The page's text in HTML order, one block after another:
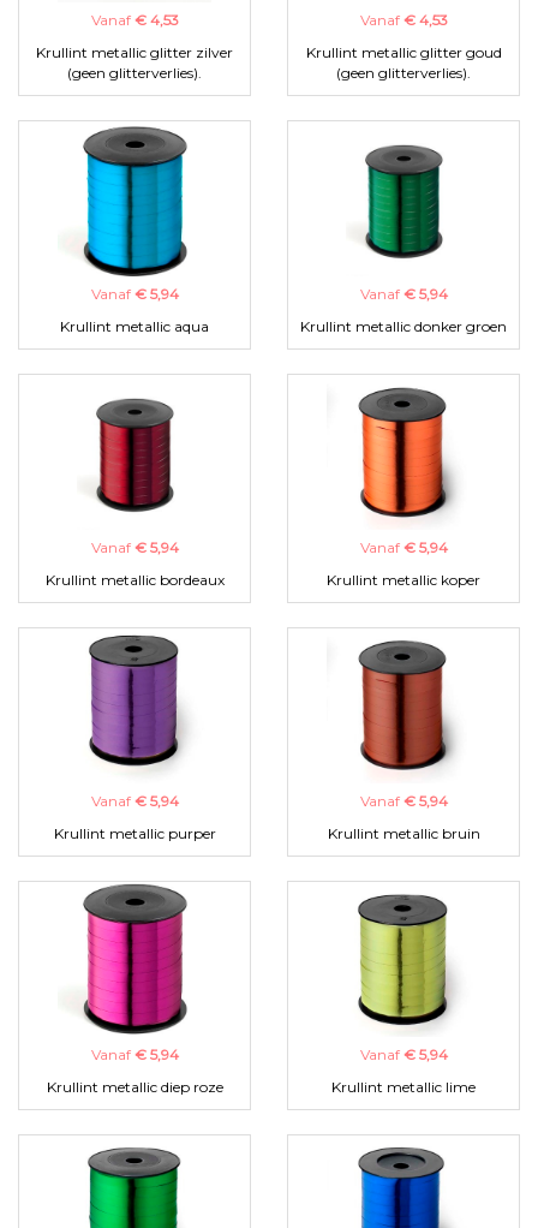
Vanaf € 4,53
Krullint metallic glitter zilver
(geen glitterverlies).
Vanaf € 4,53
Krullint metallic glitter goud
(geen glitterverlies).
Vanaf € 5,94
Krullint metallic aqua
Vanaf € 5,94
Krullint metallic donker groen
Vanaf € 5,94
Krullint metallic bordeaux
Vanaf € 5,94
Krullint metallic koper
Vanaf € 5,94
Krullint metallic purper
Vanaf € 5,94
Krullint metallic bruin
Vanaf € 5,94
Krullint metallic diep roze
Vanaf € 5,94
Krullint metallic lime